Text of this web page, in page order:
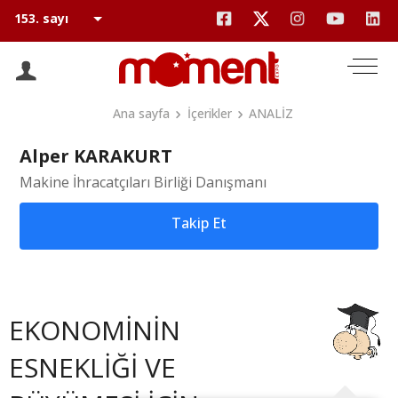
Ana sayfa İçerikler ANALİZ
Alper KARAKURT
Makine İhracatçıları Birliği Danışmanı
Takip Et
EKONOMİNİN
ESNEKLİĞİ VE